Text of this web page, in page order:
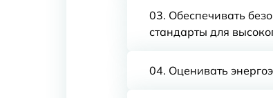
Обеспечивать
стандарты для
Оценивать